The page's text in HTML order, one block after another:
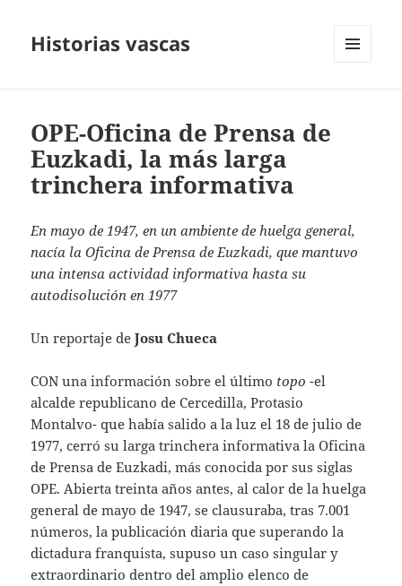
Historias vascas
OPE-Oficina de Prensa de
Euzkadi, la más larga
trinchera informativa
En mayo de 1947, en un ambiente de huelga general,
nacía la Oficina de Prensa de Euzkadi, que mantuvo
una intensa actividad informativa hasta su
autodisolución en 1977
Un reportaje deJosu Chueca
CON una información sobre el último topo -el
alcalde republicano de Cercedilla, Protasio
Montalvo- que había salido a la luz el 18 de julio de
1977, cerró su larga trinchera informativa la Oficina
de Prensa de Euzkadi, más conocida por sus siglas
OPE. Abierta treinta años antes, al calor de la huelga
general de mayo de 1947, se clausuraba, tras 7.001
números, la publicación diaria que superando la
dictadura franquista, supuso un caso singular y
extraordinario dentro del amplio elenco de